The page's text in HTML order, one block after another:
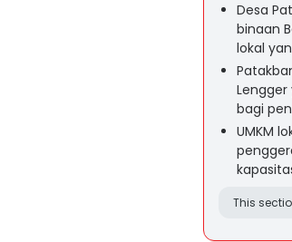
Desa
binaan
lokal
bagi
UMKM
This